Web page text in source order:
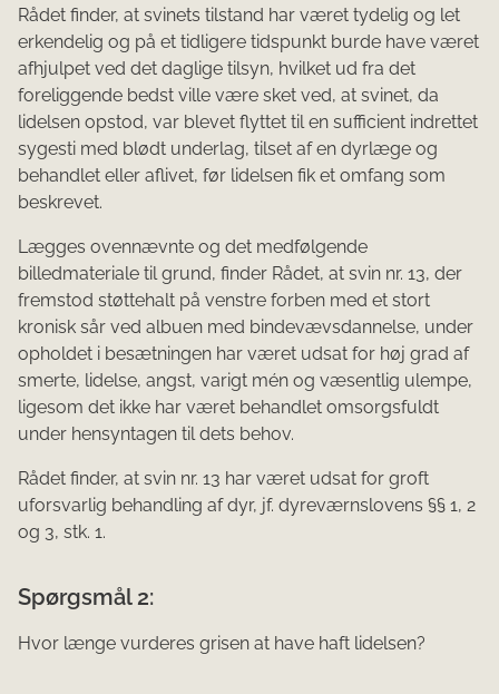
Rådet finder, at svinets tilstand har været tydelig og let
erkendelig og på et tidligere tidspunkt burde have været
afhjulpet ved det daglige tilsyn, hvilket ud fra det
foreliggende bedst ville være sket ved, at svinet, da
lidelsen opstod, var blevet flyttet til en sufficient indrettet
sygesti med blødt underlag, tilset af en dyrlæge og
behandlet eller aflivet, før lidelsen fik et omfang som
beskrevet.
Lægges ovennævnte og det medfølgende
billedmateriale til grund, finder Rådet, at svin nr. 13, der
fremstod støttehalt på venstre forben med et stort
kronisk sår ved albuen med bindevævsdannelse, under
opholdet i besætningen har været udsat for høj grad af
smerte, lidelse, angst, varigt mén og væsentlig ulempe,
ligesom det ikke har været behandlet omsorgsfuldt
under hensyntagen til dets behov.
Rådet finder, at svin nr. 13 har været udsat for groft
uforsvarlig behandling af dyr, jf. dyreværnslovens §§ 1, 2
og 3, stk. 1.
Spørgsmål 2:
Hvor længe vurderes grisen at have haft lidelsen?